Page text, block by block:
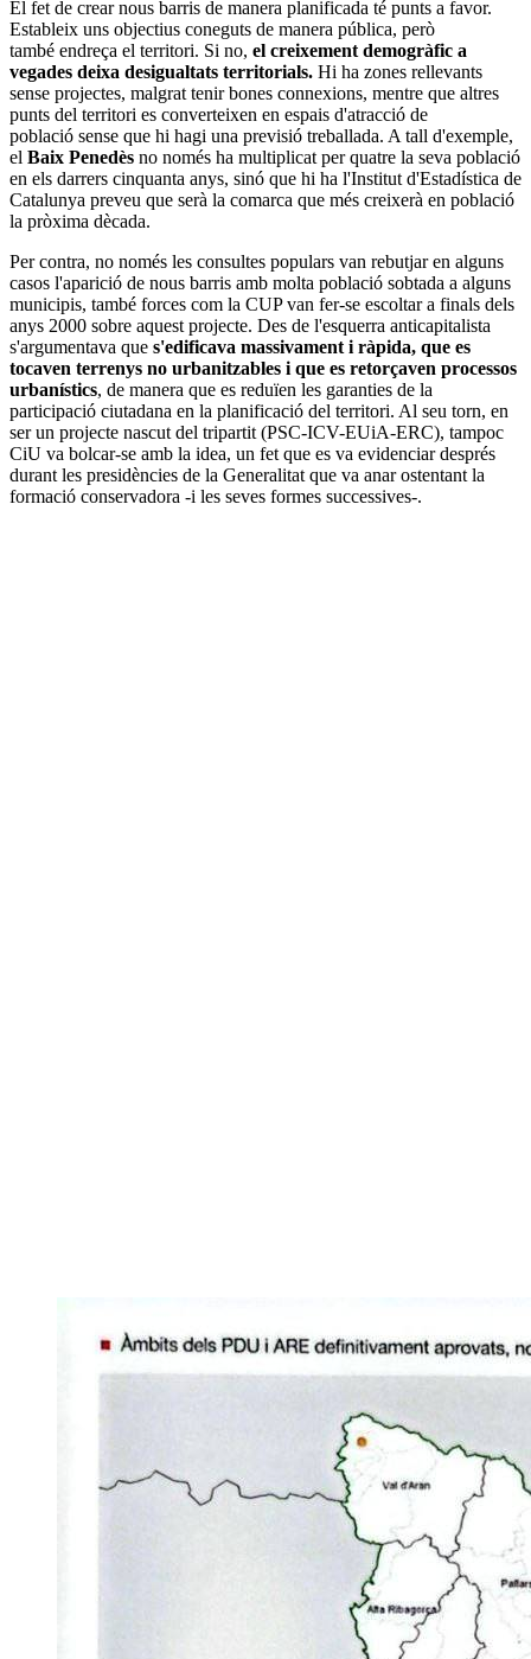
El fet de crear nous barris de manera planificada té punts a favor.
Estableix uns objectius coneguts de manera pública, però
també endreça el territori. Si no, el creixement demogràfic a
vegades deixa desigualtats territorials. Hi ha zones rellevants
sense projectes, malgrat tenir bones connexions, mentre que altres
punts del territori es converteixen en espais d'atracció de
població sense que hi hagi una previsió treballada. A tall d'exemple,
el Baix Penedès no només ha multiplicat per quatre la seva població
en els darrers cinquanta anys, sinó que hi ha l'Institut d'Estadística de
Catalunya preveu que serà la comarca que més creixerà en població
la pròxima dècada.
Per contra, no només les consultes populars van rebutjar en alguns
casos l'aparició de nous barris amb molta població sobtada a alguns
municipis, també forces com la CUP van fer-se escoltar a finals dels
anys 2000 sobre aquest projecte. Des de l'esquerra anticapitalista
s'argumentava que s'edificava massivament i ràpida, que es
tocaven terrenys no urbanitzables i que es retorçaven processos
urbanístics, de manera que es reduïen les garanties de la
participació ciutadana en la planificació del territori. Al seu torn, en
ser un projecte nascut del tripartit (PSC-ICV-EUiA-ERC), tampoc
CiU va bolcar-se amb la idea, un fet que es va evidenciar després
durant les presidències de la Generalitat que va anar ostentant la
formació conservadora -i les seves formes successives-.